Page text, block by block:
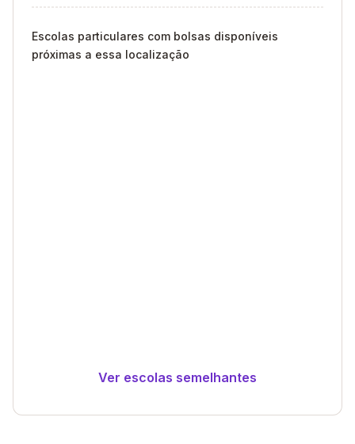
Escolas particulares com bolsas disponíveis
próximas a essa localização
Ver escolas semelhantes